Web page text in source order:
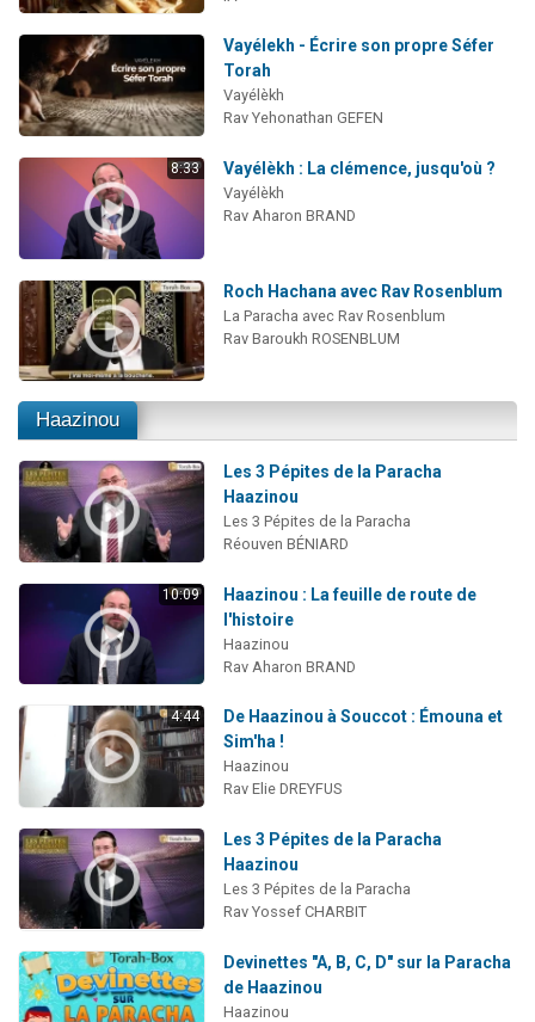
Vayélekh - Écrire son propre Séfer
Torah
Vayélèkh
Rav Yehonathan GEFEN
8:33 Vayélèkh : La clémence, jusqu'où ?
Vayélèkh
Rav Aharon BRAND
Roch Hachana avec Rav Rosenblum
La Paracha avec Rav Rosenblum
Rav Baroukh ROSENBLUM
Haazinou
Les 3 Pépites de la Paracha
Haazinou
Les 3 Pépites de la Paracha
Réouven BÉNIARD
10:09
Haazinou : La feuille de route de
l'histoire
Haazinou
Rav Aharon BRAND
4:44
De Haazinou à Souccot : Émouna et
Sim'ha !
Haazinou
Rav Elie DREYFUS
Les 3 Pépites de la Paracha
Haazinou
Les 3 Pépites de la Paracha
Rav Yossef CHARBIT
Devinettes "A, B, C, D" sur la Paracha
de Haazinou
Haazinou